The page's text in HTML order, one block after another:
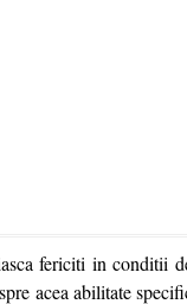
fericiti in conditii
acea abilitate